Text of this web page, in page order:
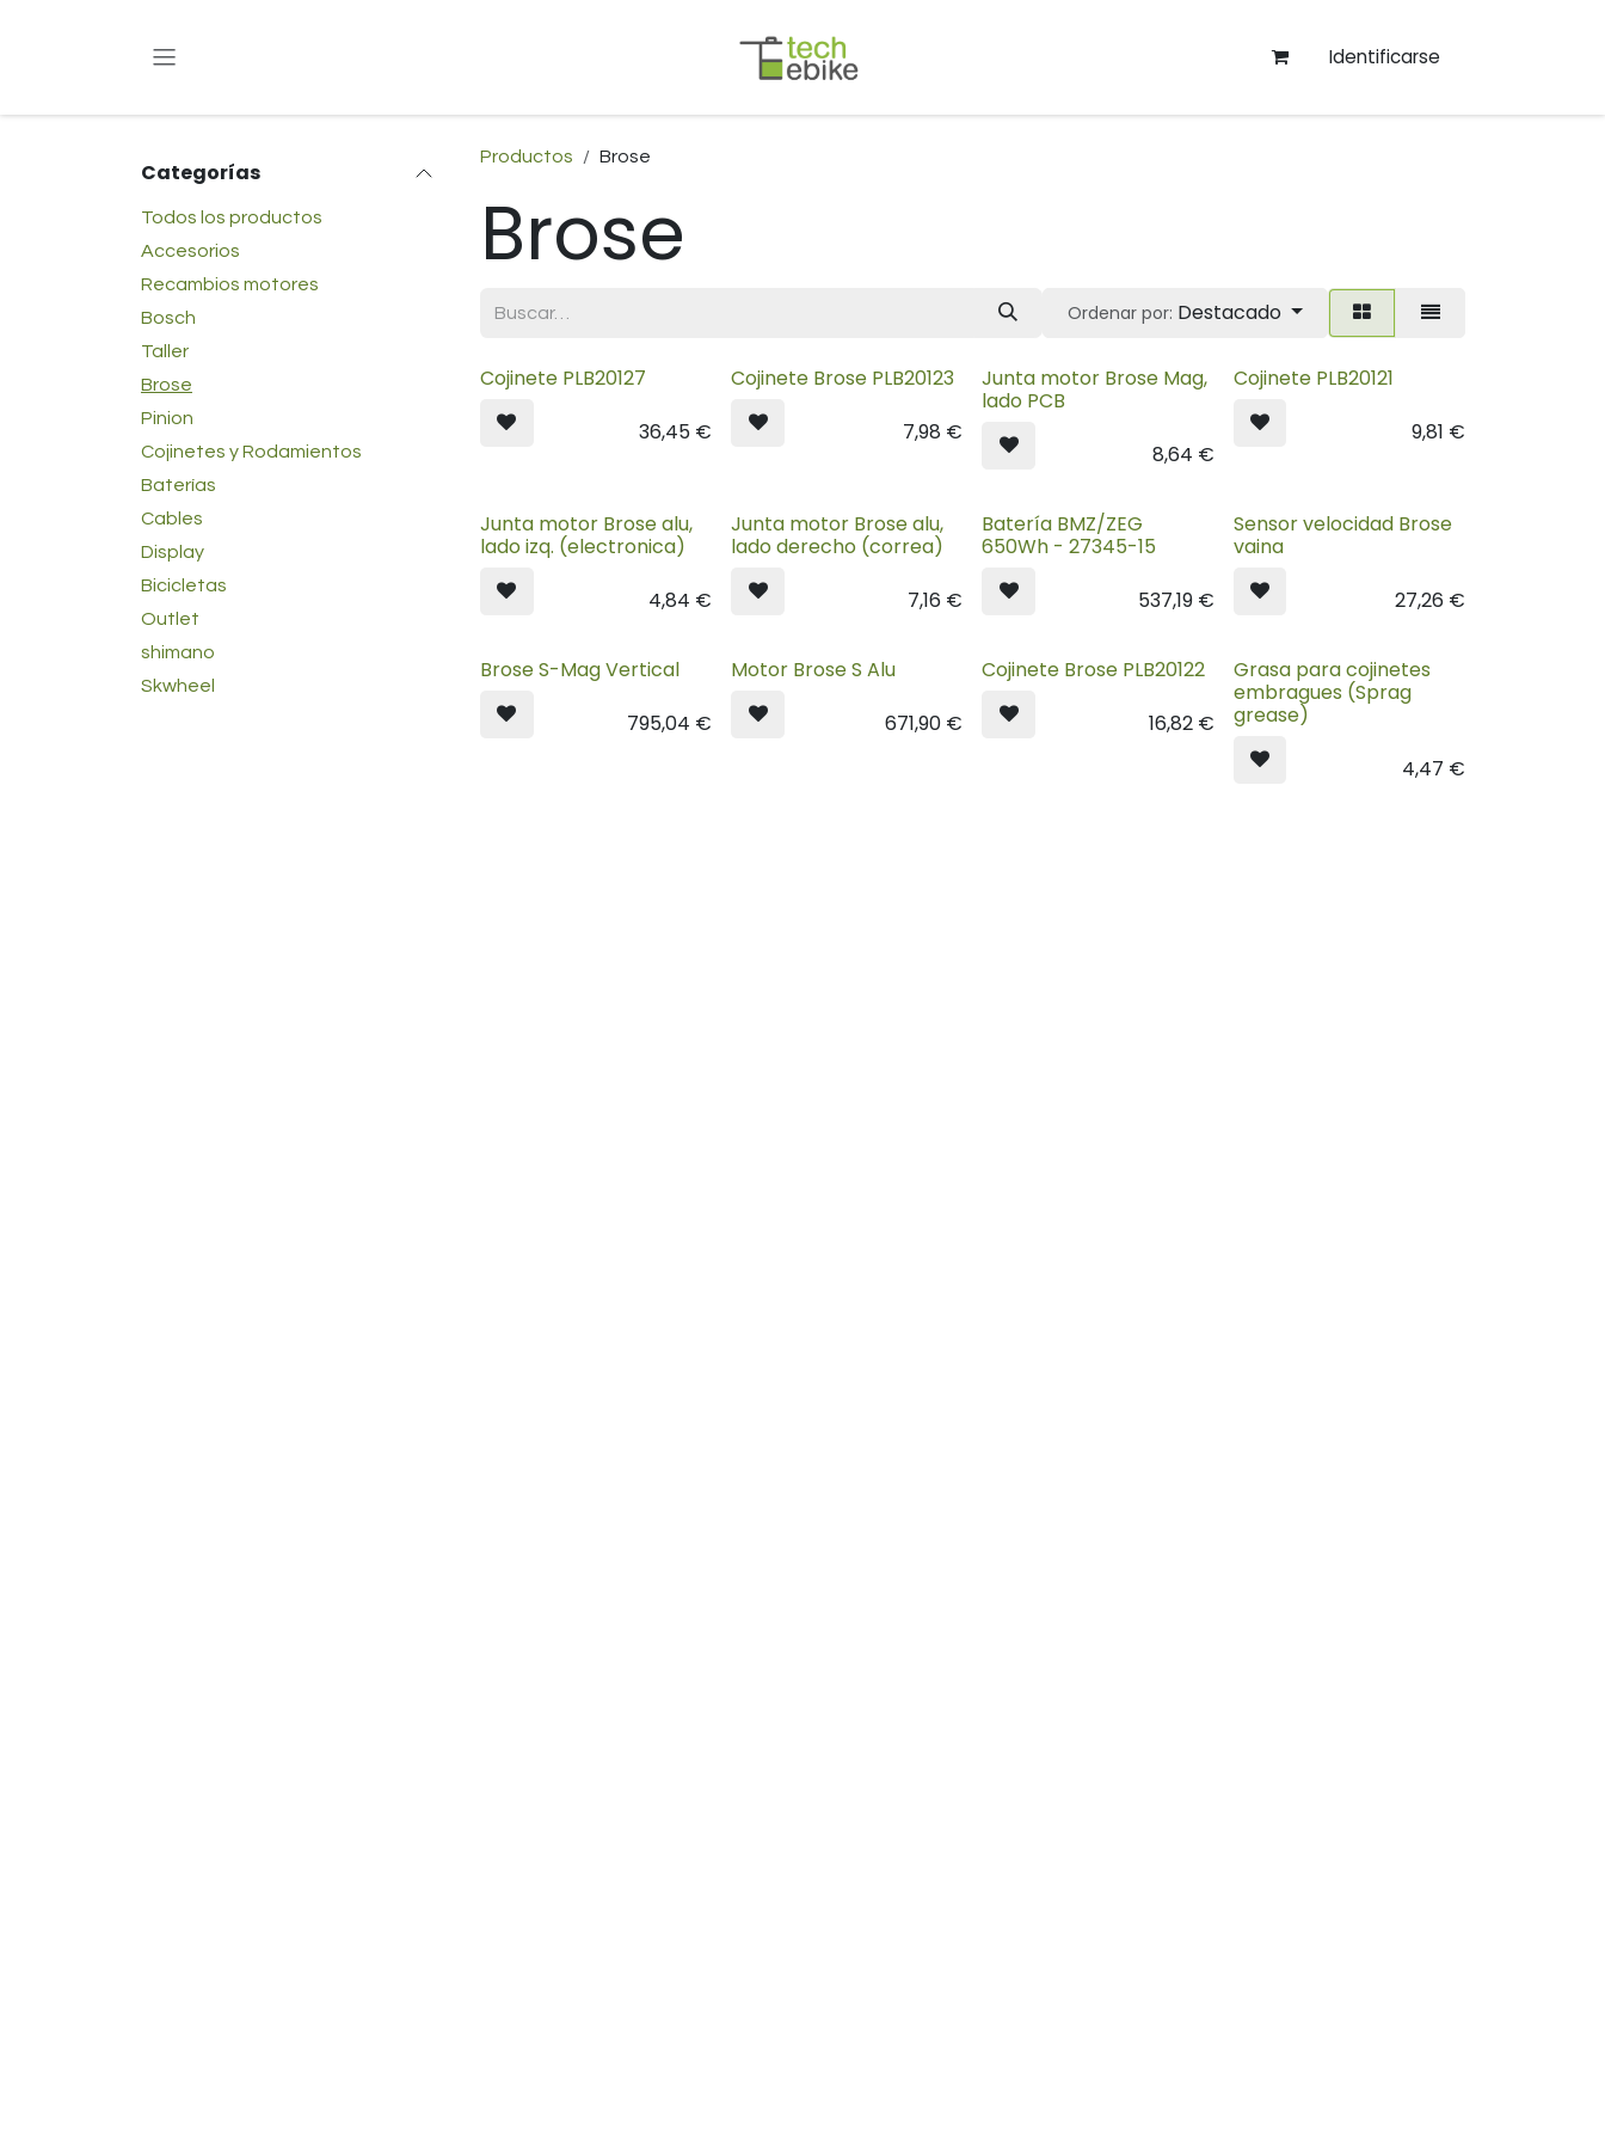
Identificarse
Categorías
Todos los productos
Accesorios
Recambios motores
Bosch
Taller
Brose
Pinion
Cojinetes y Rodamientos
Baterías
Cables
Display
Bicicletas
Outlet
shimano
Skwheel
Productos Brose
Brose
Ordenar por: Destacado
Cojinete PLB20127
36,45 €
Cojinete Brose PLB20123
7,98 €
Junta motor Brose Mag,
lado PCB
8,64 €
Cojinete PLB20121
9,81 €
Junta motor Brose alu,
lado izq. (electronica)
4,84 €
Junta motor Brose alu,
lado derecho (correa)
7,16 €
Batería BMZ/ZEG
650Wh - 27345-15
537,19€
Sensor velocidad Brose
vaina
27,26 €
Brose S-Mag Vertical
795,04 €
Motor Brose S Alu
671,90 €
Cojinete Brose PLB20122
16,82€
Grasa para cojinetes
embragues (Sprag
grease)
4,47 €